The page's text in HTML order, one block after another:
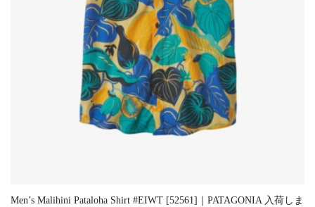
Men’s Malihini Pataloha Shirt #EIWT [52561]｜PATAGONIA 入荷しま